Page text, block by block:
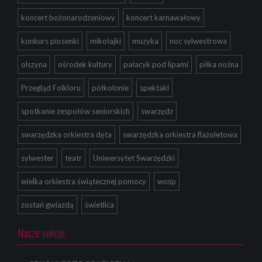
koncert bożonarodzeniowy koncert karnawałowy
konkurs piosenki mikołajki muzyka noc sylwestrowa
olszyna ośrodek kultury pałacyk pod lipami piłka nożna
Przegląd Folkloru półkolonie spektakl
spotkanie zespołów seniorskich swarzędz
swarzędzka orkiestra dęta swarzędzka orkiestra flażoletowa
sylwester teatr Uniwersytet Swarzędzki
wielka orkiestra świątecznej pomocy wośp
zostań gwiazdą świetlica
Nasze sekcje